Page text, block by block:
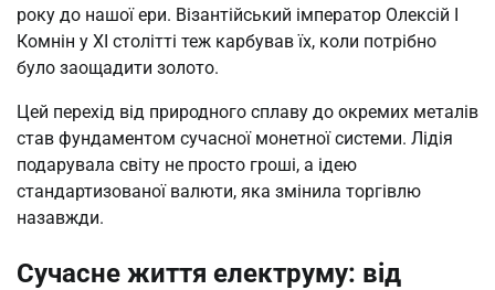
року до нашої ери. Візантійський імператор Олексій I
Комнін у XI столітті теж карбував їх, коли потрібно
було заощадити золото.
Цей перехід від природного сплаву до окремих металів
став фундаментом сучасної монетної системи. Лідія
подарувала світу не просто гроші, а ідею
стандартизованої валюти, яка змінила торгівлю
назавжди.
Сучасне життя електруму: від